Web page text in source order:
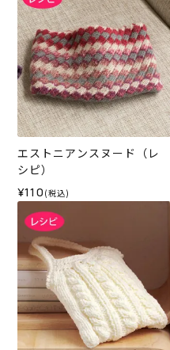
エストニアンスヌード（レ
シピ）
¥110 (税込)